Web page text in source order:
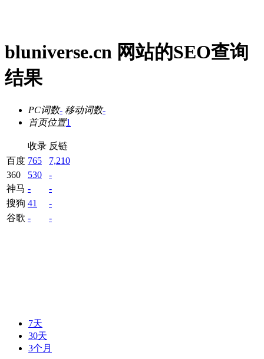
bluniverse.cn 网站的SEO查询
结果
PC词数- 移动词数-
首页位置1
收录 反链
百度 765
7,210
360
530
-
神马 -
-
搜狗 41
-
谷歌 - -
7天
30天
3个月